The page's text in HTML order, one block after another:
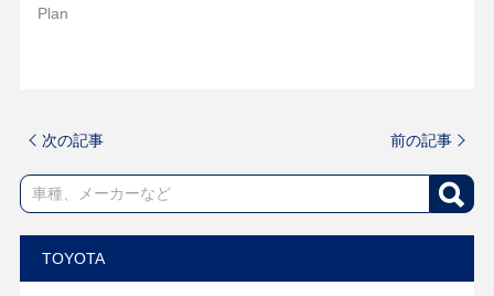
Plan
次の記事 前の記事
TOYOTA